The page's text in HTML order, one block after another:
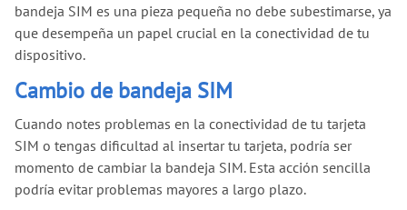
bandeja SIM es una pieza pequeña no debe subestimarse, ya
que desempeña un papel crucial en la conectividad de tu
dispositivo.
Cambio de bandeja SIM
Cuando notes problemas en la conectividad de tu tarjeta
SIM o tengas dificultad al insertar tu tarjeta, podría ser
momento de cambiar la bandeja SIM. Esta acción sencilla
podría evitar problemas mayores a largo plazo.